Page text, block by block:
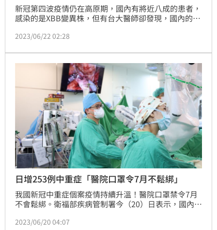
新冠第四波疫情仍在高原期，國內有將近八成的患者，
感染的是XBB變異株，但有台大醫師卻發現，國內的快
僅剩約7成。對此，食藥署今(22)日表示，檢視國際資
通報，但食藥署正建立檢驗系統，後續將進行各家庫存
產品對XBB的檢驗性能，要求業者於一個月內繳交評估
報告，確保民眾使用快篩準確度。(記者黃仲丘)
2023/06/22 02:28
日增253例中重症「醫院口罩令7月不鬆綁」
我國新冠中重症個案疫情持續升溫！醫院口罩禁令7月
不會鬆綁。衛福部疾病管制署今（20）日表示，國內自
（COVID-19）第四波本土疫情每日平均新增253例中重
2023/06/20 04:07